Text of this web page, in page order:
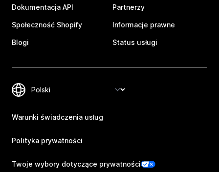
Dokumentacja API
Społeczność Shopify
Blogi
Partnerzy
Informacje prawne
Status usługi
Warunki świadczenia usług
Polityka prywatności
Twoje wybory dotyczące prywatności